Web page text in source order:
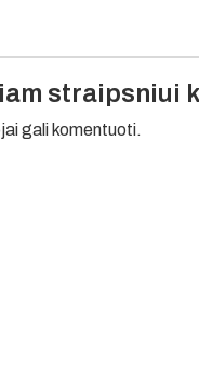
straipsniui
gali komentuoti.